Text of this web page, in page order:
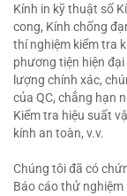
Kính in kỹ thuật số
cong, Kính chống
thí nghiệm kiểm tra
phương tiện hiện
lượng chính xác,
của QC, chẳng hạn
Kiểm tra hiệu suất
kính an toàn, v.v.
Chúng tôi đã có
Báo cáo thử nghiệm